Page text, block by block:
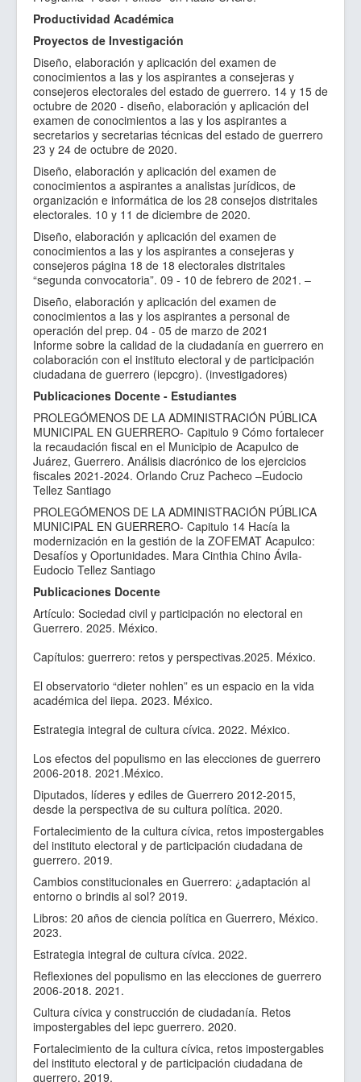
Productividad Académica
Proyectos de Investigación
Diseño, elaboración y aplicación del examen de
conocimientos a las y los aspirantes a consejeras y
consejeros electorales del estado de guerrero. 14 y 15 de
octubre de 2020 - diseño, elaboración y aplicación del
examen de conocimientos a las y los aspirantes a
secretarios y secretarias técnicas del estado de guerrero
23 y 24 de octubre de 2020.
Diseño, elaboración y aplicación del examen de
conocimientos a aspirantes a analistas jurídicos, de
organización e informática de los 28 consejos distritales
electorales. 10 y 11 de diciembre de 2020.
Diseño, elaboración y aplicación del examen de
conocimientos a las y los aspirantes a consejeras y
consejeros página 18 de 18 electorales distritales
“segunda convocatoria”. 09 - 10 de febrero de 2021. –
Diseño, elaboración y aplicación del examen de
conocimientos a las y los aspirantes a personal de
operación del prep. 04 - 05 de marzo de 2021
Informe sobre la calidad de la ciudadanía en guerrero en
colaboración con el instituto electoral y de participación
ciudadana de guerrero (iepcgro). (investigadores)
Publicaciones Docente - Estudiantes
PROLEGÓMENOS DE LA ADMINISTRACIÓN PÚBLICA
MUNICIPAL EN GUERRERO- Capitulo 9 Cómo fortalecer
la recaudación fiscal en el Municipio de Acapulco de
Juárez, Guerrero. Análisis diacrónico de los ejercicios
fiscales 2021-2024. Orlando Cruz Pacheco –Eudocio
Tellez Santiago
PROLEGÓMENOS DE LA ADMINISTRACIÓN PÚBLICA
MUNICIPAL EN GUERRERO- Capitulo 14 Hacía la
modernización en la gestión de la ZOFEMAT Acapulco:
Desafíos y Oportunidades. Mara Cinthia Chino Ávila-
Eudocio Tellez Santiago
Publicaciones Docente
Artículo: Sociedad civil y participación no electoral en
Guerrero. 2025. México.
Capítulos: guerrero: retos y perspectivas.2025. México.
El observatorio “dieter nohlen” es un espacio en la vida
académica del iiepa. 2023. México.
Estrategia integral de cultura cívica. 2022. México.
Los efectos del populismo en las elecciones de guerrero
2006-2018. 2021.México.
Diputados, líderes y ediles de Guerrero 2012-2015,
desde la perspectiva de su cultura política. 2020.
Fortalecimiento de la cultura cívica, retos impostergables
del instituto electoral y de participación ciudadana de
guerrero. 2019.
Cambios constitucionales en Guerrero: ¿adaptación al
entorno o brindis al sol? 2019.
Libros: 20 años de ciencia política en Guerrero, México.
2023.
Estrategia integral de cultura cívica. 2022.
Reflexiones del populismo en las elecciones de guerrero
2006-2018. 2021.
Cultura cívica y construcción de ciudadanía. Retos
impostergables del iepc guerrero. 2020.
Fortalecimiento de la cultura cívica, retos impostergables
del instituto electoral y de participación ciudadana de
guerrero. 2019.